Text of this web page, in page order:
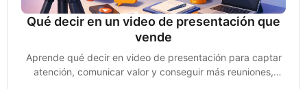
Qué decir en un video de presentación que
vende
Aprende qué decir en video de presentación para captar
atención, comunicar valor y conseguir más reuniones,